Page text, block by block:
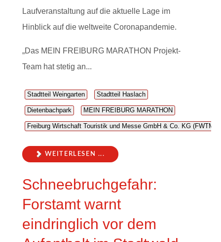
Laufveranstaltung auf die aktuelle Lage im
Hinblick auf die weltweite Coronapandemie.
„Das MEIN FREIBURG MARATHON Projekt-
Team hat stetig an...
Stadtteil Weingarten Stadtteil Haslach
Dietenbachpark MEIN FREIBURG MARATHON
Freiburg Wirtschaft Touristik und Messe GmbH & Co. KG (FWTM)
WEITERLESEN ...
Schneebruchgefahr:
Forstamt warnt
eindringlich vor dem